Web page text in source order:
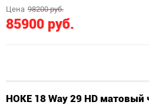
Цена 98200 руб.
85900 руб.
HOKE 18 Way 29 HD